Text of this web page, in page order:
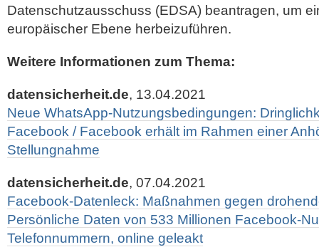
Datenschutzausschuss (EDSA) beantragen, um
europäischer Ebene herbeizuführen.
Weitere Informationen zum Thema:
datensicherheit.de, 13.04.2021
Neue WhatsApp-Nutzungsbedingungen:
Facebook / Facebook erhält im Rahmen einer
Stellungnahme
datensicherheit.de, 07.04.2021
Facebook-Datenleck: Maßnahmen gegen
Persönliche Daten von 533 Millionen Facebook-
Telefonnummern, online geleakt